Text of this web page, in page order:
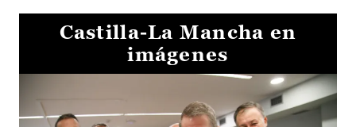
Castilla-La Mancha en
imágenes